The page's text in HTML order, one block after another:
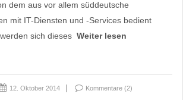
dem aus vor allem süddeutsche
mit IT-Diensten und -Services bedient
sich dieses Weiter lesen
12. Oktober 2014 Kommentare (2)